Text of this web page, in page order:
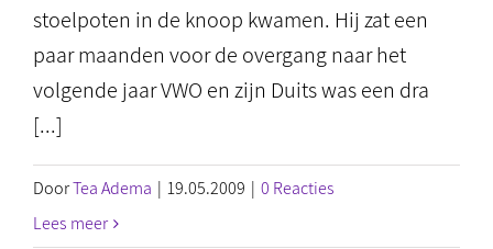
stoelpoten in de knoop kwamen. Hij zat een
paar maanden voor de overgang naar het
volgende jaar VWO en zijn Duits was een dra
[...]
DoorTea Adema | 19.05.2009 | 0 Reacties
Lees meer